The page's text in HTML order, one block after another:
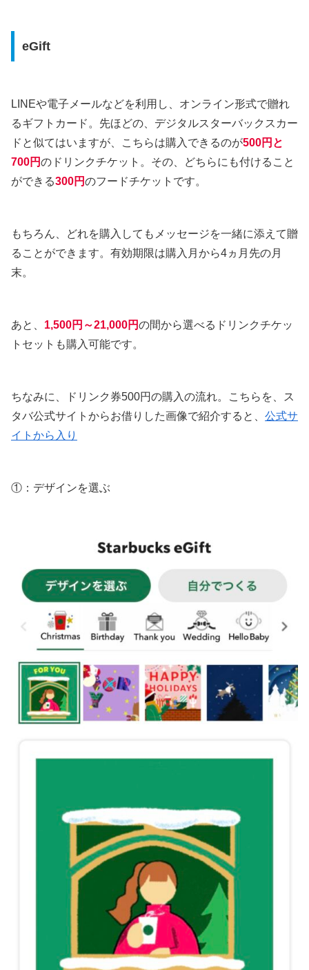
eGift
LINEや電子メールなどを利用し、オンライン形式で贈れ
るギフトカード。先ほどの、デジタルスターバックスカー
ドと似てはいますが、こちらは購入できるのが500円と
700円のドリンクチケット。その、どちらにも付けること
ができる300円のフードチケットです。
もちろん、どれを購入してもメッセージを一緒に添えて贈
ることができます。有効期限は購入月から4ヵ月先の月
末。
あと、 1,500円～21,000円の間から選べるドリンクチケッ
トセットも購入可能です。
ちなみに、ドリンク券500円の購入の流れ。こちらを、ス
タバ公式サイトからお借りした画像で紹介すると、 公式サ
イトから入り
①：デザインを選ぶ